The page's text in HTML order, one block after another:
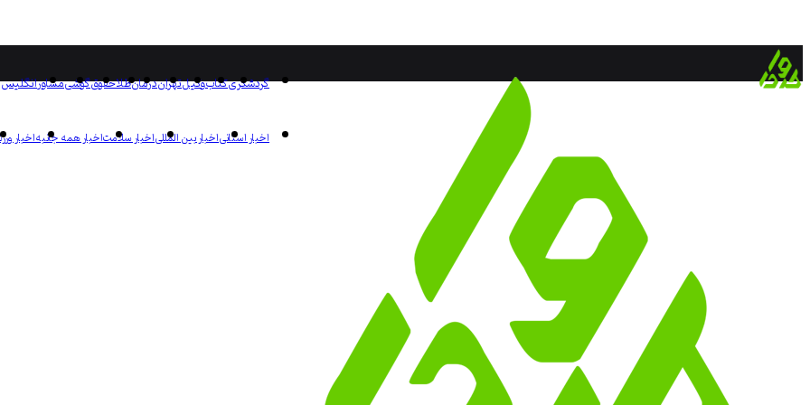
گردشگریکتابوکیلتهراندرمانطلاحقوقگوشیمشاورانگلیس
اخبار استانیاخبار بین المللیاخبار سلامتاخبار همه جانبهاخبار